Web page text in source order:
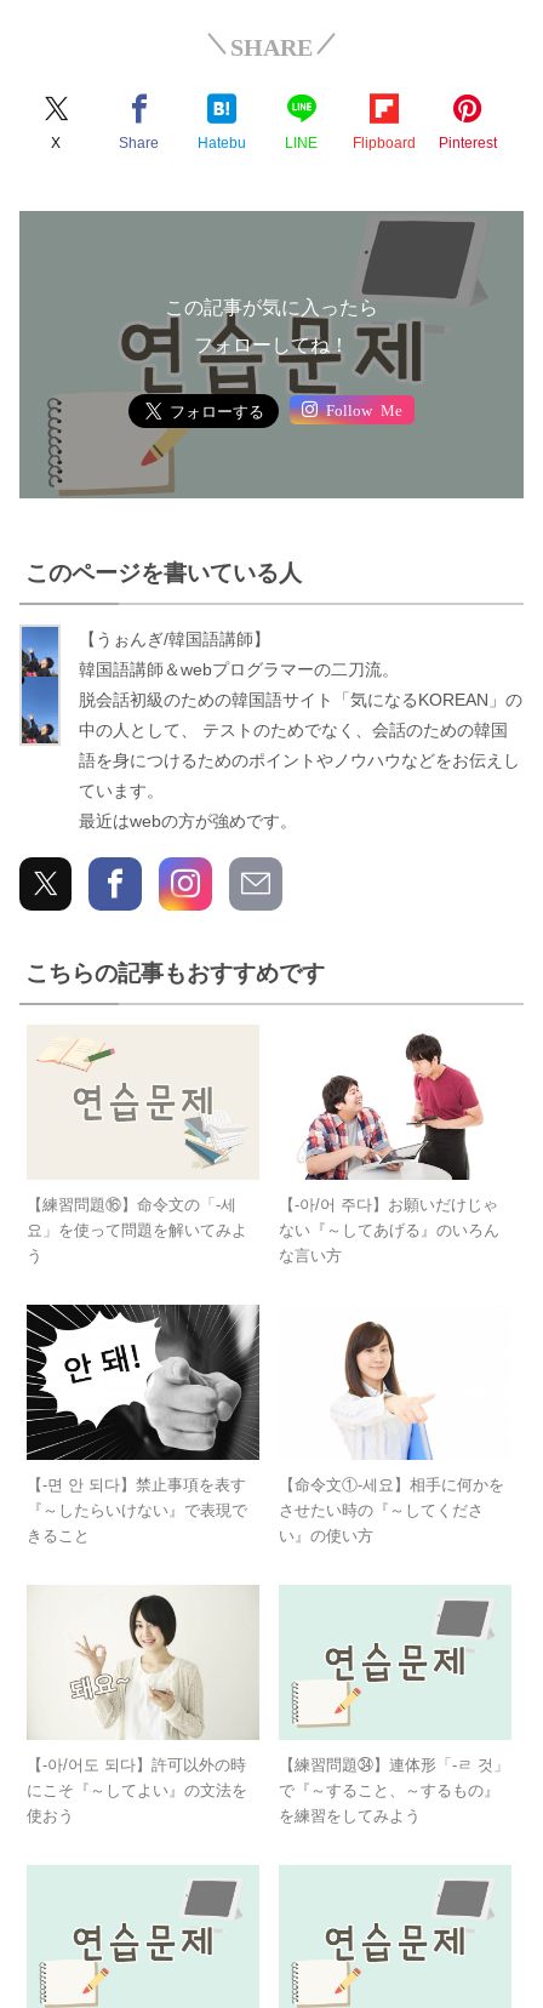
SHARE
X Share Hatebu LINE Flipboard Pinterest
この記事が気に入ったら
フォローしてね！
Follow Me
このページを書いている人
う
ぉ
ん
【うぉんぎ/韓国語講師】
韓国語講師＆webプログラマーの二刀流。
脱会話初級のための韓国語サイト「気になるKOREAN」の
中の人として、 テストのためでなく、会話のための韓国
語を身につけるためのポイントやノウハウなどをお伝えし
ています。
最近はwebの方が強めです。
こちらの記事もおすすめです
【練習問題⑯】命令文の「-세
요」を使って問題を解いてみよ
う
【-아/어 주다】お願いだけじゃ
ない『～してあげる』のいろん
な言い方
【-면 안 되다】禁止事項を表す
『～したらいけない』で表現で
きること
【命令文①-세요】相手に何かを
させたい時の『～してくださ
い』の使い方
【-아/어도 되다】許可以外の時
にこそ『～してよい』の文法を
使おう
【練習問題㉞】連体形「-ㄹ 것」
で『～すること、～するもの』
を練習をしてみよう